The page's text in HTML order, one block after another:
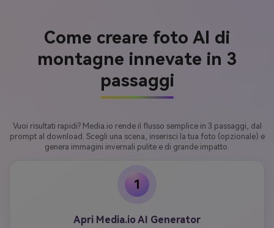
Come creare foto AI di
montagne innevate in 3
passaggi
Vuoi risultati rapidi? Media.io rende il flusso semplice in 3 passaggi, dal
prompt al download. Scegli una scena, inserisci la tua foto (opzionale) e
genera immagini invernali pulite e di grande impatto.
1
Apri Media.io AI Generator